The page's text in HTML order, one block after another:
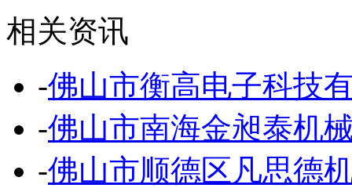
相关资讯
-佛山市衡高电子科技
-佛山市南海金昶泰机
-佛山市顺德区凡思德